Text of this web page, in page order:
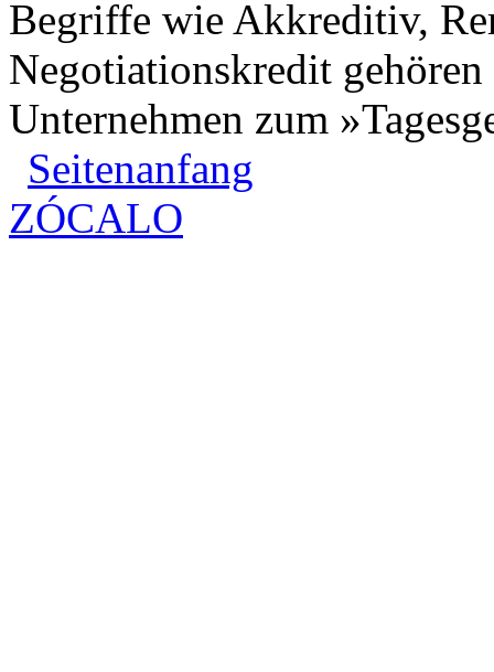
Begriffe wie Akkreditiv,
Negotiationskredit
Unternehmen zum
Seitenanfang
ZÓCALO